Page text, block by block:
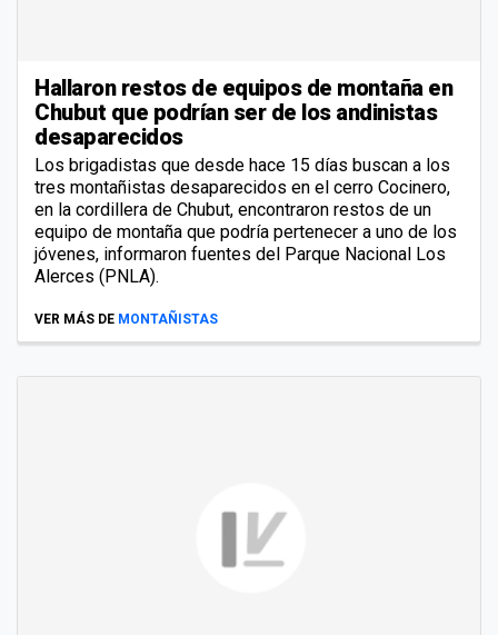
Hallaron restos de equipos de montaña en
Chubut que podrían ser de los andinistas
desaparecidos
Los brigadistas que desde hace 15 días buscan a los
tres montañistas desaparecidos en el cerro Cocinero,
en la cordillera de Chubut, encontraron restos de un
equipo de montaña que podría pertenecer a uno de los
jóvenes, informaron fuentes del Parque Nacional Los
Alerces (PNLA).
VER MÁS DE MONTAÑISTAS